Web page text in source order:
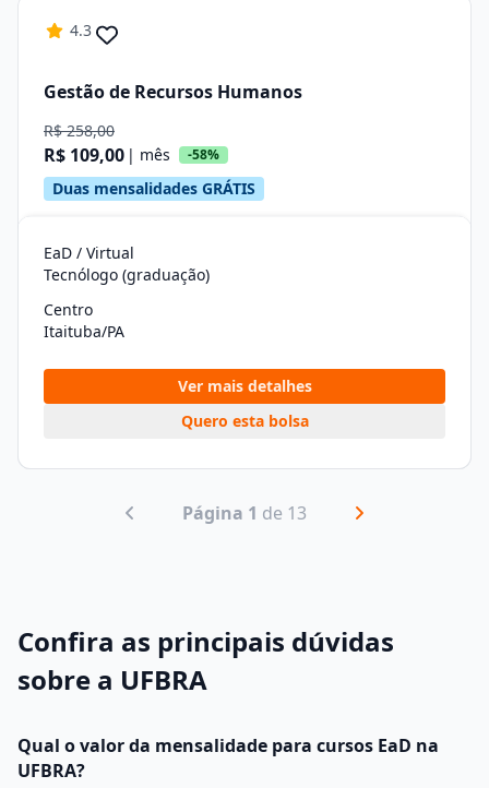
4.3
Gestão de Recursos Humanos
R$ 258,00
R$ 109,00 | mês -58%
Duas mensalidades GRÁTIS
EaD / Virtual
Tecnólogo (graduação)
Centro
Itaituba/PA
Ver mais detalhes
Quero esta bolsa
Página 1 de 13
Confira as principais dúvidas
sobre a UFBRA
Qual o valor da mensalidade para cursos EaD na
UFBRA?